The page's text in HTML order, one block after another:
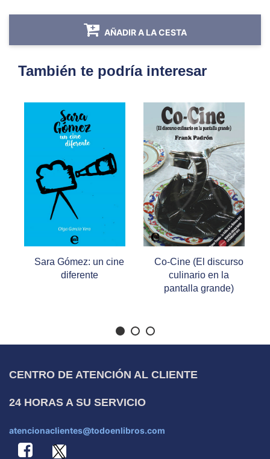
AÑADIR A LA CESTA
También te podría interesar
Co-Cine (El discurso
culinario en la
Cien años de cine en
Cuba (1897-1997)
CENTRO DE ATENCIÓN AL CLIENTE
24 HORAS A SU SERVICIO
atencionaclientes@todoenlibros.com